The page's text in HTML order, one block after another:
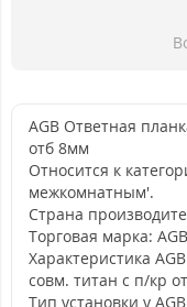
AGB Ответная
отб 8мм
Относится к
межкомнатным'.
Страна
Торговая марка: AGB
Характеристика
совм. титан с п/кр
Тип установки у